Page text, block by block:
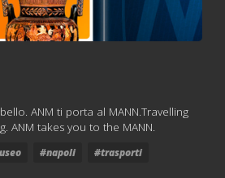
ANM ti porta al MANN.Travelling
ANM takes you to the MANN.
#napoli #trasporti